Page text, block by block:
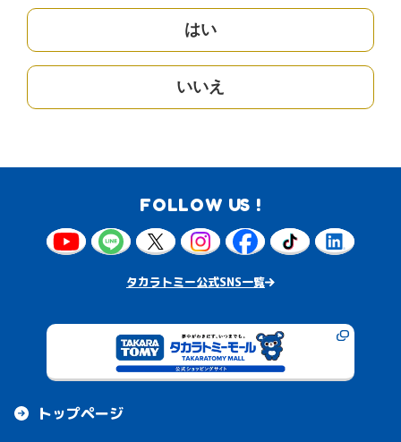
はい
いいえ
FOLLOW US !
タカラトミー公式SNS一覧
トップページ